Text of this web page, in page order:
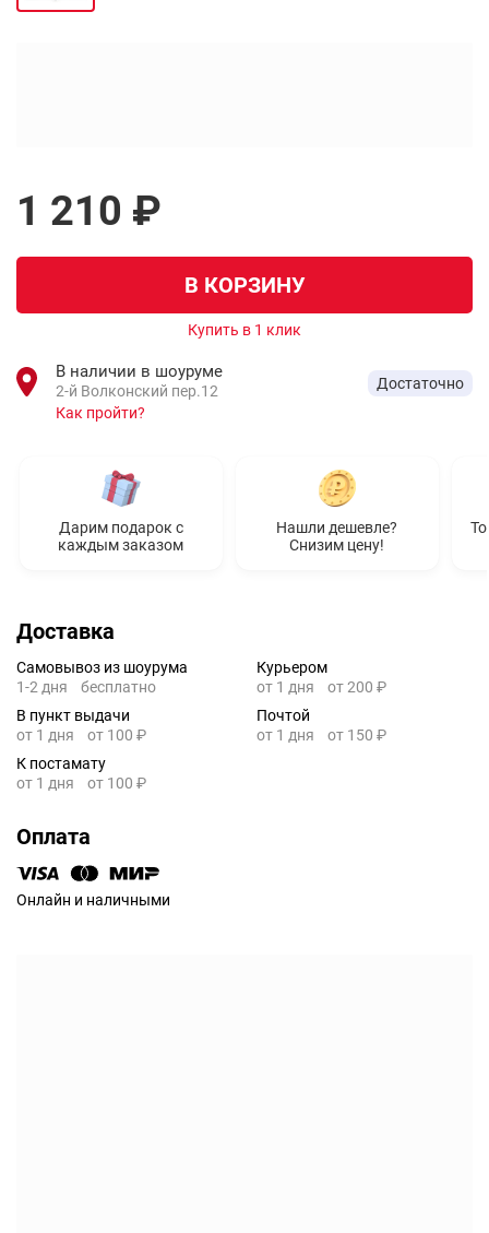
1 210 ₽
В КОРЗИНУ
Купить в 1 клик
В наличии в шоуруме
2-й Волконский пер.12
Как пройти?
Достаточно
Дарим подарок с
каждым заказом
Нашли дешевле?
Снизим цену!
Доставка
Самовывоз из шоурума
1-2 дня
бесплатно
Курьером
от 1 дня
от 200 ₽
В пункт выдачи
от 1 дня
от 100 ₽
Почтой
от 1 дня
от 150 ₽
К постамату
от 1 дня
от 100 ₽
Оплата
Онлайн и наличными